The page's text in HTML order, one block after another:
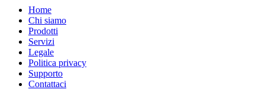
Home
Chi siamo
Prodotti
Servizi
Legale
Politica privacy
Supporto
Contattaci